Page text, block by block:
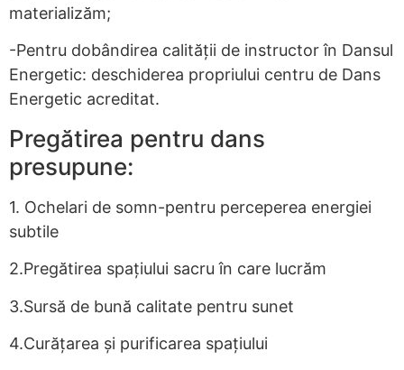
materializăm;
-Pentru dobândirea calității de instructor în Dansul
Energetic: deschiderea propriului centru de Dans
Energetic acreditat.
Pregătirea pentru dans
presupune:
1. Ochelari de somn-pentru perceperea energiei
subtile
2.Pregătirea spațiului sacru în care lucrăm
3.Sursă de bună calitate pentru sunet
4.Curățarea și purificarea spațiului